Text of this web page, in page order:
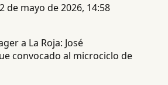
de mayo de 2026, 14:58